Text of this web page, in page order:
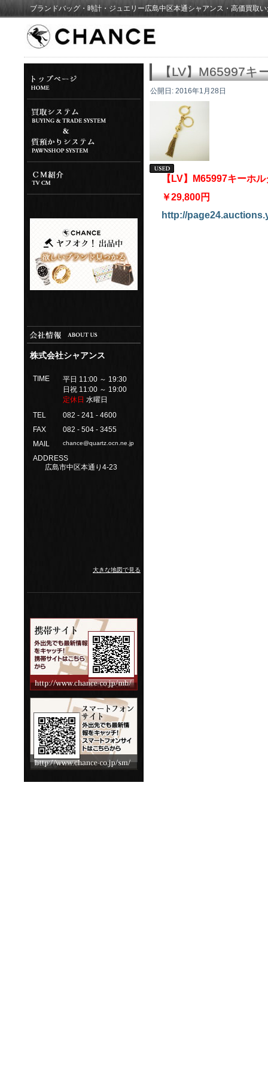
ブランドバッグ・時計・ジュエリー広島中区本通シャアンス・高価買取
株式会社シャアンス
TIME
平日 11:00 ～ 19:30
日祝 11:00 ～ 19:00
定休日 水曜日
TEL
082 - 241 - 4600
FAX
082 - 504 - 3455
MAIL
chance@quartz.ocn.ne.jp
ADDRESS
広島市中区本通り4-23
大きな地図で見る
【LV】M65997
公開日: 2016年1月28日
【LV】M65997キーホ
￥29,800円
http://